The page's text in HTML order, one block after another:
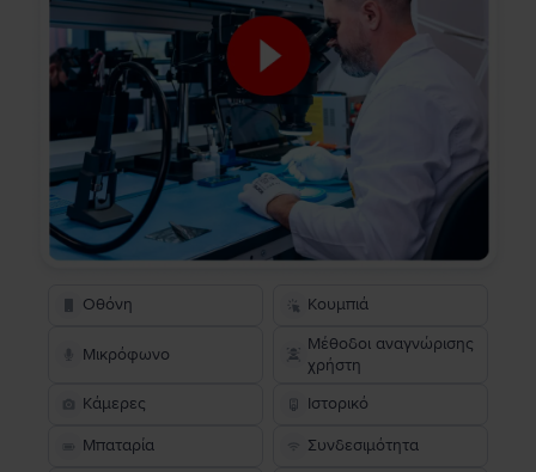
Οθόνη Κουμπιά
Μικρόφωνο
Μέθοδοι αναγνώρισης
χρήστη
Κάμερες
Ιστορικό
Μπαταρία Συνδεσιμότητα